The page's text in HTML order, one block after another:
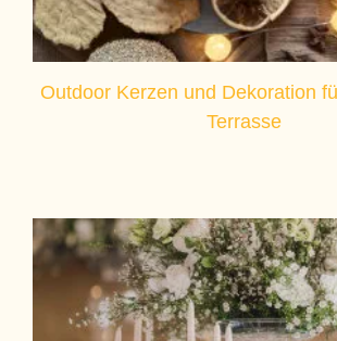
Outdoor Kerzen und Dekoration
Terrasse